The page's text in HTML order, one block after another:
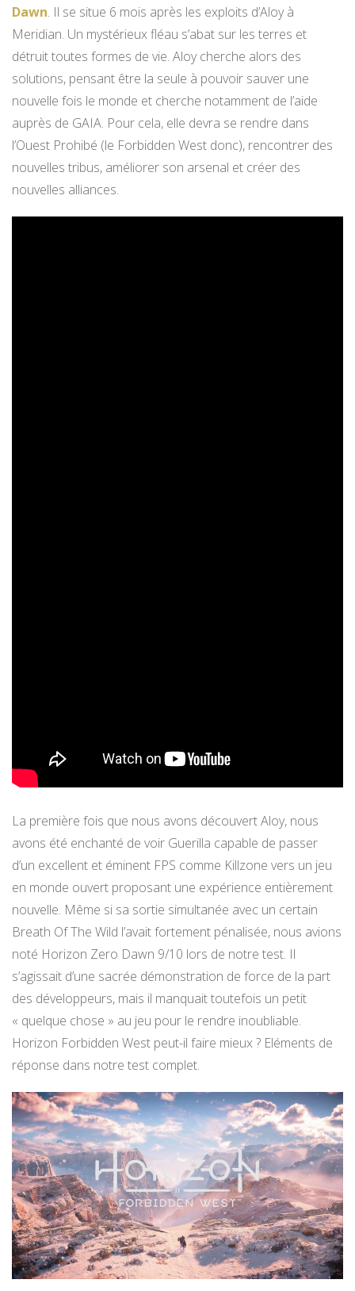
Dawn. Il se situe 6 mois après les exploits d’Aloy à
Meridian. Un mystérieux fléau s’abat sur les terres et
détruit toutes formes de vie. Aloy cherche alors des
solutions, pensant être la seule à pouvoir sauver une
nouvelle fois le monde et cherche notamment de l’aide
auprès de GAIA. Pour cela, elle devra se rendre dans
l’Ouest Prohibé (le Forbidden West donc), rencontrer des
nouvelles tribus, améliorer son arsenal et créer des
nouvelles alliances.
La première fois que nous avons découvert Aloy, nous
avons été enchanté de voir Guerilla capable de passer
d’un excellent et éminent FPS comme Killzone vers un jeu
en monde ouvert proposant une expérience entièrement
nouvelle. Même si sa sortie simultanée avec un certain
Breath Of The Wild l’avait fortement pénalisée, nous avions
noté Horizon Zero Dawn 9/10 lors de notre test. Il
s’agissait d’une sacrée démonstration de force de la part
des développeurs, mais il manquait toutefois un petit
« quelque chose » au jeu pour le rendre inoubliable.
Horizon Forbidden West peut-il faire mieux ? Eléments de
réponse dans notre test complet.